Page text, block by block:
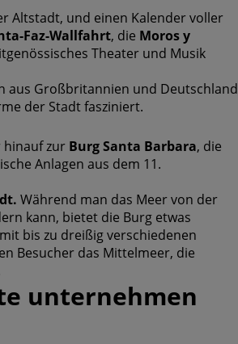
Altstadt, und einen Kalender voller
Faz-Wallfahrt, die Moros y
Theater und Musik
aus Großbritannien und Deutschland
der Stadt fasziniert.
hinauf zur Burg Santa Barbara, die
Anlagen aus dem 11.
Während man das Meer von der
kann, bietet die Burg etwas
bis zu dreißig verschiedenen
Besucher das Mittelmeer, die
unternehmen